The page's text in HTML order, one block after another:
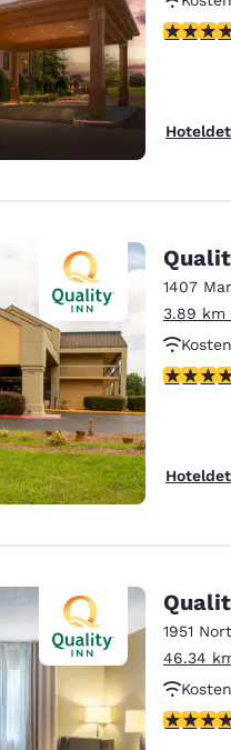
3.69-
1407
3.89 km
3.71-
1951
46.34
3.52-